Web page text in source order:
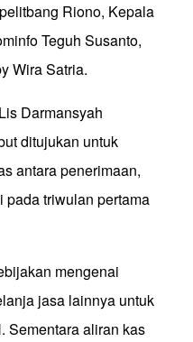
Riono, Kepala
Teguh Susanto,
Wira Satria.
Darmansyah
ditujukan untuk
antara penerimaan,
pada triwulan pertama
mengenai
jasa lainnya untuk
Sementara aliran kas